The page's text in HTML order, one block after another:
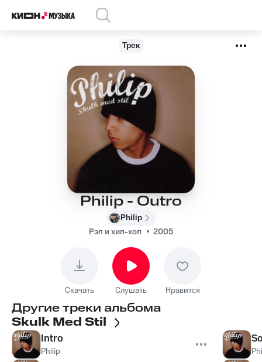
Трек
Philip - Outro
Philip
Рэп и хип-хоп
2005
Скачать Слушать Нравится
Другие треки альбома
Skulk Med Stil
Intro
Philip